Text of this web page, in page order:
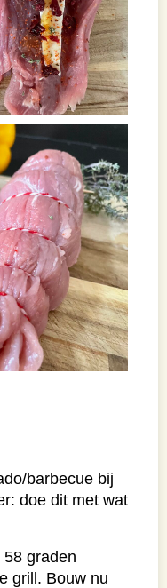
barbecue bij
doe dit met wat
58 graden
grill. Bouw nu